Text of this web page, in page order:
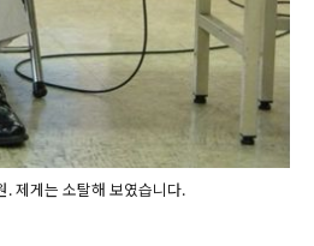
. 제게는 소탈해 보였습니다.